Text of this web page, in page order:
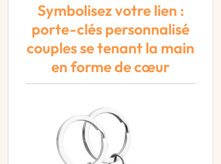
Symbolisez votre lien :
porte-clés personnalisé
couples se tenant la main
en forme de cœur